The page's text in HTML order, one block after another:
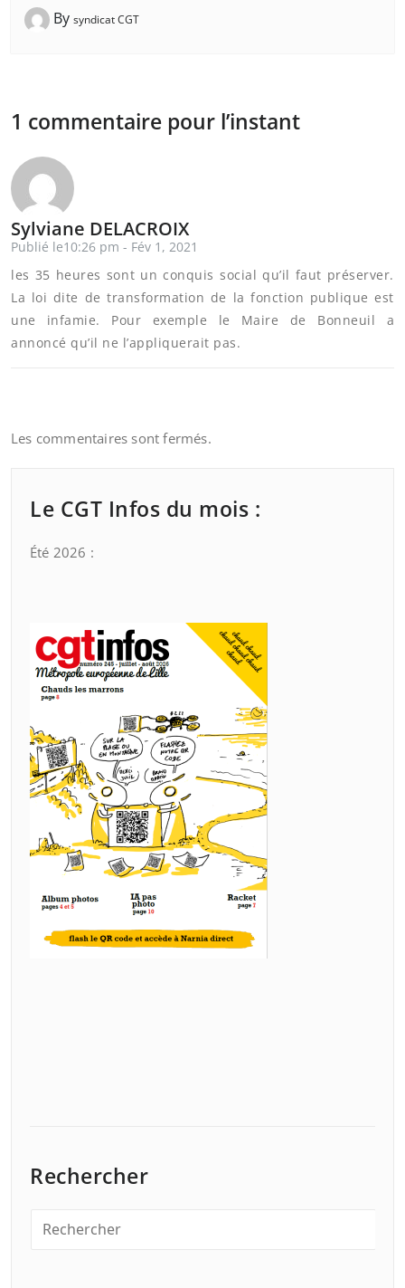
By syndicat CGT
1 commentaire pour l’instant
Sylviane DELACROIX
Publié le10:26 pm - Fév 1, 2021
les 35 heures sont un conquis social qu’il faut préserver.
La loi dite de transformation de la fonction publique est
une infamie. Pour exemple le Maire de Bonneuil a
annoncé qu’il ne l’appliquerait pas.
Les commentaires sont fermés.
Le CGT Infos du mois :
Été 2026 :
Rechercher